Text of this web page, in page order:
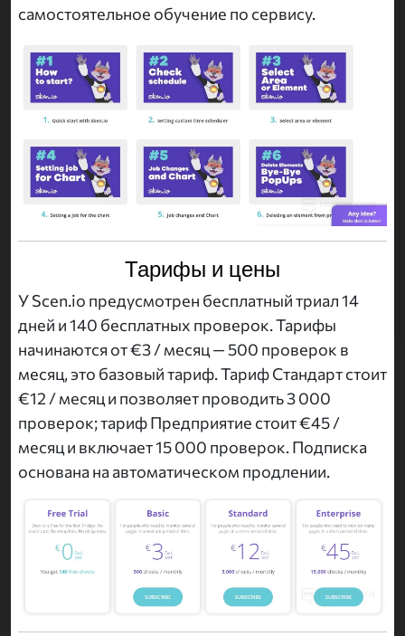
самостоятельное обучение по сервису.
Тарифы и цены
У Scen.io предусмотрен бесплатный триал 14
дней и 140 бесплатных проверок. Тарифы
начинаются от €3 / месяц — 500 проверок в
месяц, это базовый тариф. Тариф Стандарт стоит
€12 / месяц и позволяет проводить 3 000
проверок; тариф Предприятие стоит €45 /
месяц и включает 15 000 проверок. Подписка
основана на автоматическом продлении.